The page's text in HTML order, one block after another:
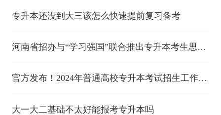
专升本还没到大三该怎么快速提前复习备考
河南省招办与“学习强国”联合推出专升本考生思政
官方发布！2024年普通高校专升本考试招生工作实
大一大二基础不太好能报考专升本吗